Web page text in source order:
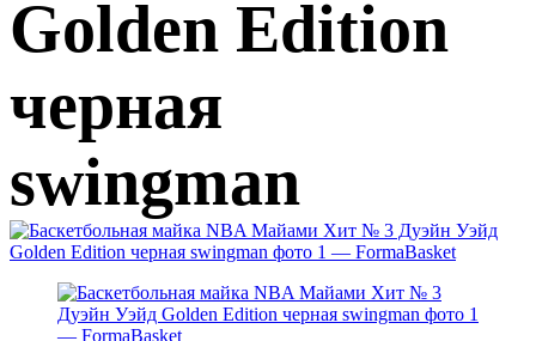
Golden Edition
черная
swingman